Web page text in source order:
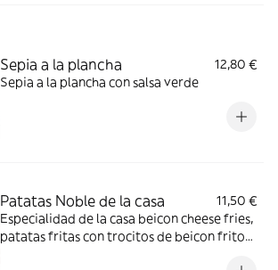
Sepia a la plancha
12,80 €
Sepia a la plancha con salsa verde
Patatas Noble de la casa
11,50 €
Especialidad de la casa beicon cheese fries,
patatas fritas con trocitos de beicon fritos,